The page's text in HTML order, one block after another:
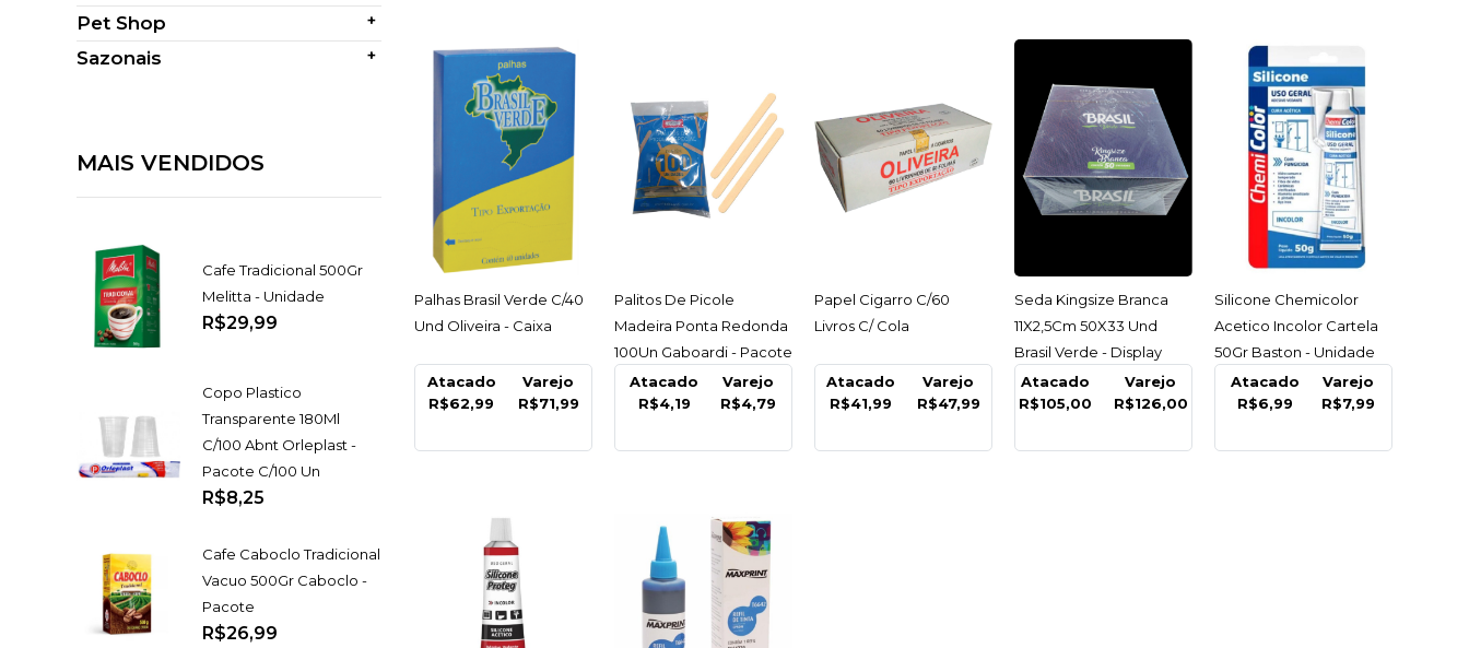
Pet Shop +
Sazonais +
MAIS VENDIDOS
Cafe Tradicional 500Gr
Melitta - Unidade
R$29,99
Copo Plastico
Transparente 180Ml
C/100 Abnt Orleplast -
Pacote C/100 Un
R$8,25
Cafe Caboclo Tradicional
Vacuo 500Gr Caboclo -
Pacote
R$26,99
COMPARAR LISTA DE DESEJO
NOBRE
Cabo Extensor
Telescopica 3 Metros
Aluminio 2 Estagios
Nobre - Unidade
ACESSAR
Palhas Brasil Verde C/40
Und Oliveira - Caixa
Atacado
R$62,99
Varejo
R$71,99
ACESSAR
Palitos De Picole
Madeira Ponta Redonda
100Un Gaboardi - Pacote
C/100 Un
Atacado
R$4,19
Varejo
R$4,79
ACESSAR
Papel Cigarro C/60
Livros C/ Cola
Atacado
R$41,99
Varejo
R$47,99
ACESSAR
Seda Kingsize Branca
11X2,5Cm 50X33 Und
Brasil Verde - Display
C/50
Atacado
R$105,00
Varejo
R$126,00
ACESSAR
Silicone Chemicolor
Acetico Incolor Cartela
50Gr Baston - Unidade
Atacado
R$6,99
Varejo
R$7,99